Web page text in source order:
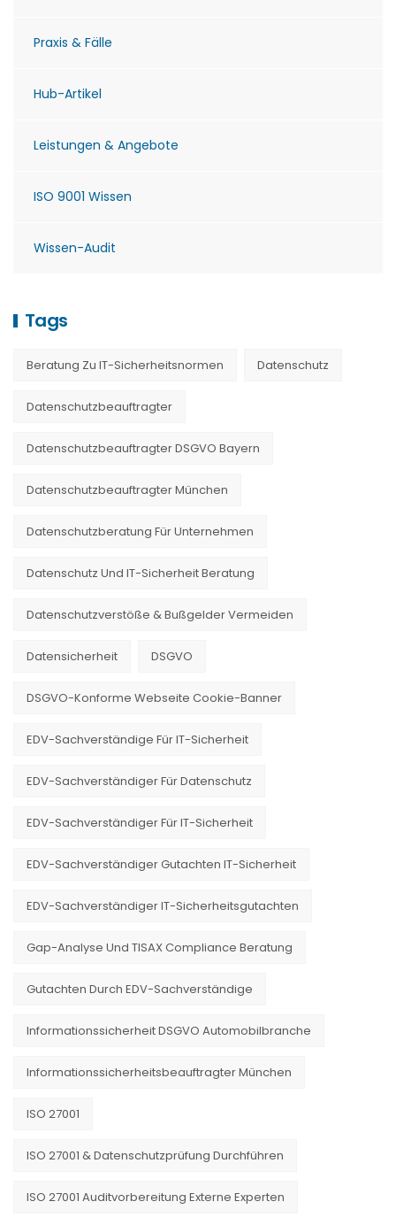
Praxis & Fälle
Hub-Artikel
Leistungen & Angebote
ISO 9001 Wissen
Wissen-Audit
Tags
Beratung Zu IT-Sicherheitsnormen Datenschutz
Datenschutzbeauftragter
Datenschutzbeauftragter DSGVO Bayern
Datenschutzbeauftragter München
Datenschutzberatung Für Unternehmen
Datenschutz Und IT-Sicherheit Beratung
Datenschutzverstöße & Bußgelder Vermeiden
Datensicherheit DSGVO
DSGVO-Konforme Webseite Cookie-Banner
EDV-Sachverständige Für IT-Sicherheit
EDV-Sachverständiger Für Datenschutz
EDV-Sachverständiger Für IT-Sicherheit
EDV-Sachverständiger Gutachten IT-Sicherheit
EDV-Sachverständiger IT-Sicherheitsgutachten
Gap-Analyse Und TISAX Compliance Beratung
Gutachten Durch EDV-Sachverständige
Informationssicherheit DSGVO Automobilbranche
Informationssicherheitsbeauftragter München
ISO 27001
ISO 27001 & Datenschutzprüfung Durchführen
ISO 27001 Auditvorbereitung Externe Experten